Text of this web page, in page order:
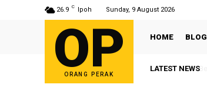
26.9 C Ipoh Sunday, 9 August 2026
OP
ORANG PERAK
HOME BLOG
LATEST NEWS